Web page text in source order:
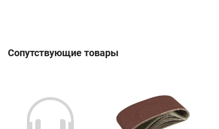
Сопутствующие товары